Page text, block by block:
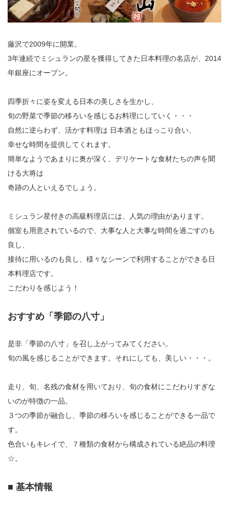
藤沢で2009年に開業。
3年連続でミシュランの星を獲得してきた日本料理の名店が、2014
年銀座にオープン。
四季折々に姿を変える日本の美しさを生かし、
旬の野菜で季節の移ろいを感じるお料理にしていく・・・
自然に逆らわず、活かす料理は 日本酒ともほっこり合い、
幸せな時間を提供してくれます。
簡単なようであまりに奥が深く、デリケートな食材たちの声を聞
ける大将は
奇跡の人といえるでしょう。
ミシュラン星付きの高級料理店には、人気の理由があります。
個室も用意されているので、大事な人と大事な時間を過ごすのも
良し、
接待に用いるのも良し、様々なシーンで利用することができる日
本料理店です。
こだわりを感じよう！
おすすめ「季節の八寸」
是非「季節の八寸」を召し上がってみてください。
旬の風を感じることができます。それにしても、美しい・・・。
走り、旬、名残の食材を用いており、旬の食材にこだわりすぎな
いのが特徴の一品。
３つの季節が融合し、季節の移ろいを感じることができる一品で
す。
色合いもキレイで、７種類の食材から構成されている絶品の料理
☆。
■ 基本情報